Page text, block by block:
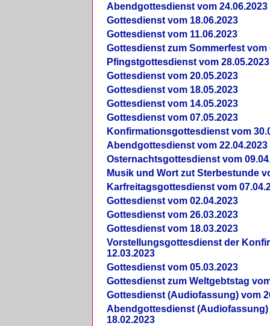
Abendgottesdienst vom 24.06.2023
Gottesdienst vom 18.06.2023
Gottesdienst vom 11.06.2023
Gottesdienst zum Sommerfest vom
Pfingstgottesdienst vom 28.05.2023
Gottesdienst vom 20.05.2023
Gottesdienst vom 18.05.2023
Gottesdienst vom 14.05.2023
Gottesdienst vom 07.05.2023
Konfirmationsgottesdienst vom
Abendgottesdienst vom 22.04.2023
Osternachtsgottesdienst vom
Musik und Wort zut Sterbestunde
Karfreitagsgottesdienst vom
Gottesdienst vom 02.04.2023
Gottesdienst vom 26.03.2023
Gottesdienst vom 18.03.2023
Vorstellungsgottesdienst der
12.03.2023
Gottesdienst vom 05.03.2023
Gottesdienst zum Weltgebtstag
Gottesdienst (Audiofassung) vom
Abendgottesdienst (Audiofassung)
18.02.2023